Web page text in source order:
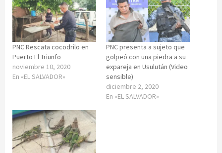
PNC Rescata cocodrilo en
Puerto El Triunfo
noviembre 10, 2020
En «EL SALVADOR»
PNC presenta a sujeto que
golpeó con una piedra a su
expareja en Usulután (Video
sensible)
diciembre 2, 2020
En «EL SALVADOR»